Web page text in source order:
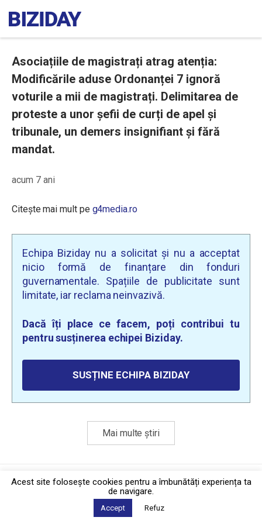
Asociațiile de magistrați atrag atenția:
Modificările aduse Ordonanței 7 ignoră
voturile a mii de magistrați. Delimitarea de
proteste a unor șefii de curți de apel și
tribunale, un demers insignifiant și fără
mandat.
acum 7 ani
Citește mai mult pe g4media.ro
Echipa Biziday nu a solicitat și nu a acceptat
nicio formă de finanțare din fonduri
guvernamentale. Spațiile de publicitate sunt
limitate, iar reclama neinvazivă.
Dacă îți place ce facem, poți contribui tu
pentru susținerea echipei Biziday.
SUSȚINE ECHIPA BIZIDAY
Mai multe știri
Politica de confidențialitate·Contact
2026 © Biziday
Acest site foloseşte cookies pentru a îmbunătăți experiența ta
de navigare.
Accept Refuz